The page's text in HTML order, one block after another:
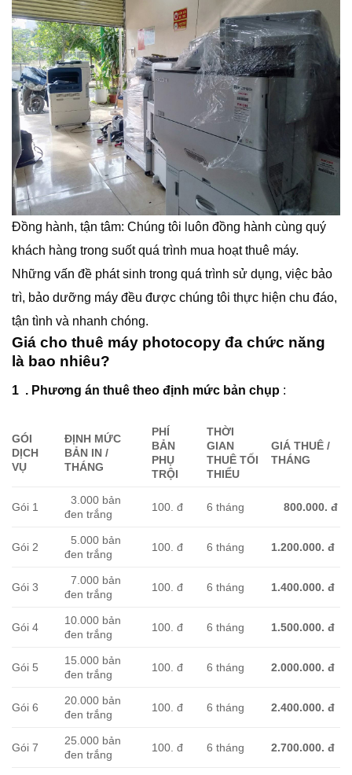
Đồng hành, tận tâm: Chúng tôi luôn đồng hành cùng quý
khách hàng trong suốt quá trình mua hoạt thuê máy.
Những vấn đề phát sinh trong quá trình sử dụng, việc bảo
trì, bảo dưỡng máy đều được chúng tôi thực hiện chu đáo,
tận tình và nhanh chóng.
Giá cho thuê máy photocopy đa chức năng
là bao nhiêu?
1 . Phương án thuê theo định mức bản chụp :
GÓI
DỊCH
VỤ
ĐỊNH MỨC
BẢN IN /
THÁNG
PHÍ
BẢN
PHỤ
TRỘI
THỜI
GIAN
THUÊ TỐI
THIỂU
GIÁ THUÊ /
THÁNG
Gói 1
3.000 bản
đen trắng
100. đ 6 tháng 800.000.đ
Gói 2
5.000 bản
đen trắng
100. đ 6 tháng 1.200.000.đ
Gói 3
7.000 bản
đen trắng
100. đ 6 tháng 1.400.000. đ
Gói 4
10.000 bản
đen trắng
100. đ 6 tháng 1.500.000.đ
Gói 5
15.000 bản
đen trắng
100. đ 6 tháng 2.000.000.đ
Gói 6
20.000 bản
đen trắng
100. đ 6 tháng 2.400.000.đ
Gói 7
25.000 bản
đen trắng
100. đ 6 tháng 2.700.000.đ